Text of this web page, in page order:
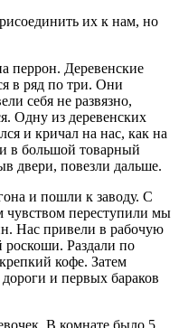
их к нам, но
перрон. Деревенские
в ряд по три. Они
себя не развязно,
Одну из деревенских
и кричал на нас, как на
в большой товарный
двери, повезли дальше.
и пошли к заводу. С
переступили мы
Нас привели в рабочую
роскоши. Раздали по
кофе. Затем
и первых бараков
В комнате было 5